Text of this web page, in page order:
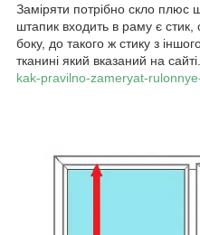
Заміряти потрібно скло плюс
штапик входить в раму є стик,
боку, до такого ж стику з
тканині який вказаний на сайті.
kak-pravilno-zameryat-